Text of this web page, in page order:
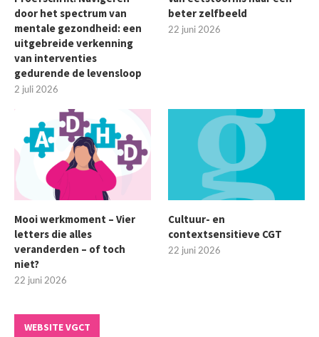
door het spectrum van
mentale gezondheid: een
uitgebreide verkenning
van interventies
gedurende de levensloop
2 juli 2026
beter zelfbeeld
22 juni 2026
Mooi werkmoment – Vier
letters die alles
veranderden – of toch
niet?
22 juni 2026
Cultuur- en
contextsensitieve CGT
22 juni 2026
WEBSITE VGCT